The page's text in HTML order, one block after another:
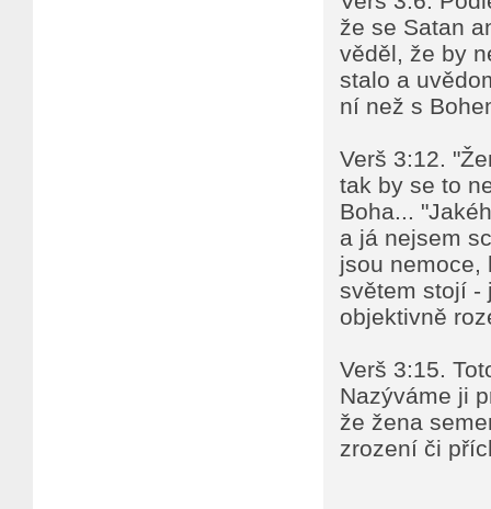
že se Satan
věděl, že by
stalo a
ní než s
Verš 3:12.
tak by se to
Boha...
a já nejsem
jsou nemoce,
světem stojí -
objektivně
Verš 3:15.
Nazýváme ji
že žena
zrození či